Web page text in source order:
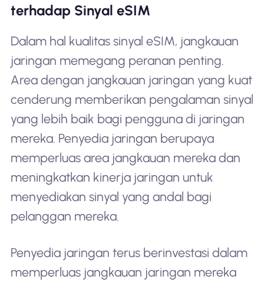
terhadap Sinyal eSIM
Dalam hal kualitas sinyal eSIM, jangkauan
jaringan memegang peranan penting.
Area dengan jangkauan jaringan yang kuat
cenderung memberikan pengalaman sinyal
yang lebih baik bagi pengguna di jaringan
mereka. Penyedia jaringan berupaya
memperluas area jangkauan mereka dan
meningkatkan kinerja jaringan untuk
menyediakan sinyal yang andal bagi
pelanggan mereka.
Penyedia jaringan terus berinvestasi dalam
memperluas jangkauan jaringan mereka